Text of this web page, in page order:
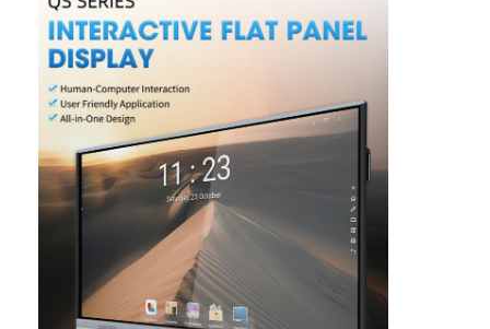
Visualizer κάμερα εγγράφων
προβολέας
Περίπτερο οθόνης αφής
ψηφιακή σήμανση
Ψηφιακή διαφημιστική οθόνη
φορητή έξυπνη οθόνη